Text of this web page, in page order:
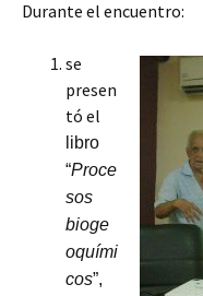
Durante el encuentro:
se
presen
tó el
libro
“Proce
sos
bioge
oquími
cos”,